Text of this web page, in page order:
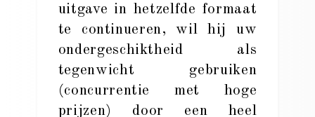
uitgave in hetzelfde formaat
te continueren, wil hij uw
ondergeschiktheid als
tegenwicht gebruiken
(concurrentie met hoge
prijzen) door een heel